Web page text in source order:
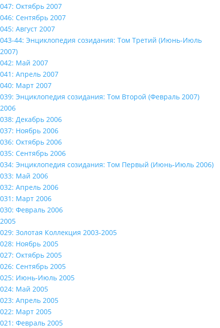
047: Октябрь 2007
046: Сентябрь 2007
045: Август 2007
043-44: Энциклопедия созидания: Том Третий (Июнь-Июль
2007)
042: Май 2007
041: Апрель 2007
040: Март 2007
039: Энциклопедия созидания: Том Второй (Февраль 2007)
2006
038: Декабрь 2006
037: Ноябрь 2006
036: Октябрь 2006
035: Сентябрь 2006
034: Энциклопедия созидания: Том Первый (Июнь-Июль 2006)
033: Май 2006
032: Апрель 2006
031: Март 2006
030: Февраль 2006
2005
029: Золотая Коллекция 2003-2005
028: Ноябрь 2005
027: Октябрь 2005
026: Сентябрь 2005
025: Июнь-Июль 2005
024: Май 2005
023: Апрель 2005
022: Март 2005
021: Февраль 2005